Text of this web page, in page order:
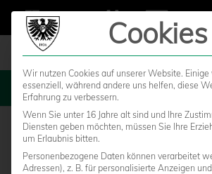
MENU
Cookies
Wir nutzen Cookies auf unserer Website. Einige
essenziell, während andere uns helfen, diese
Erfahrung zu verbessern.
Wenn Sie unter 16 Jahre alt sind und Ihre
Diensten geben möchten, müssen Sie Ihre
um Erlaubnis bitten.
Personenbezogene Daten können verarbeitet
Adressen), z. B. für personalisierte Anzeigen